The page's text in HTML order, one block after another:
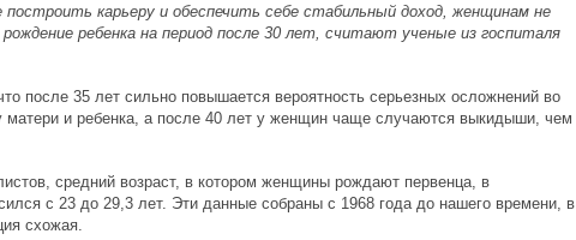
карьеру и обеспечить себе стабильный доход, женщинам не
ребенка на период после 30 лет, считают ученые из госпиталя
после 35 лет сильно повышается вероятность серьезных осложнений во
матери и ребенка, а после 40 лет у женщин чаще случаются выкидыши, чем
средний возраст, в котором женщины рождают первенца, в
с 23 до 29,3 лет. Эти данные собраны с 1968 года до нашего времени, в
схожая.